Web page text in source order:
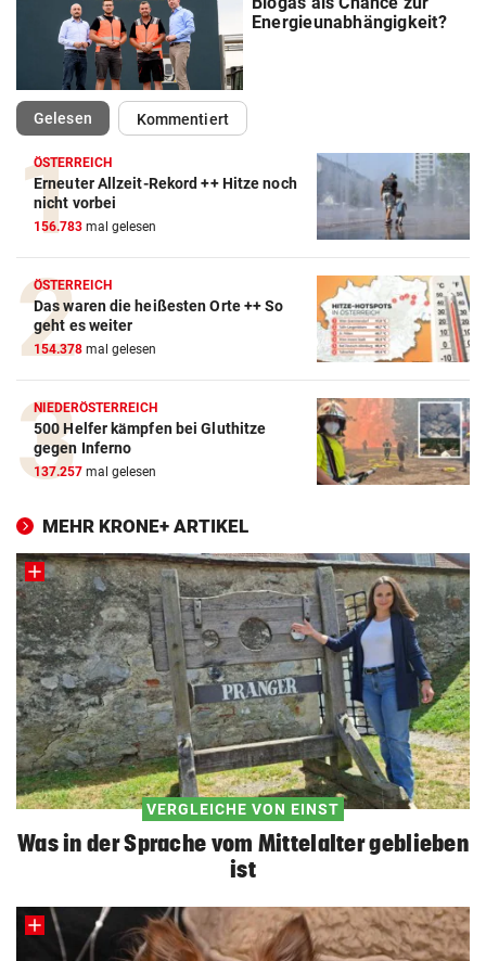
Energieunabhängigkeit?
Gelesen(ausgewählt)Kommentiert
ÖSTERREICH
Erneuter Allzeit-Rekord ++ Hitze noch
nicht vorbei
156.783 mal gelesen
ÖSTERREICH
Das waren die heißesten Orte ++ So
geht es weiter
154.378 mal gelesen
NIEDERÖSTERREICH
500 Helfer kämpfen bei Gluthitze
gegen Inferno
137.257 mal gelesen
MEHR KRONE+ ARTIKEL
VERGLEICHE VON EINST
Was in der Sprache vom Mittelalter geblieben
ist